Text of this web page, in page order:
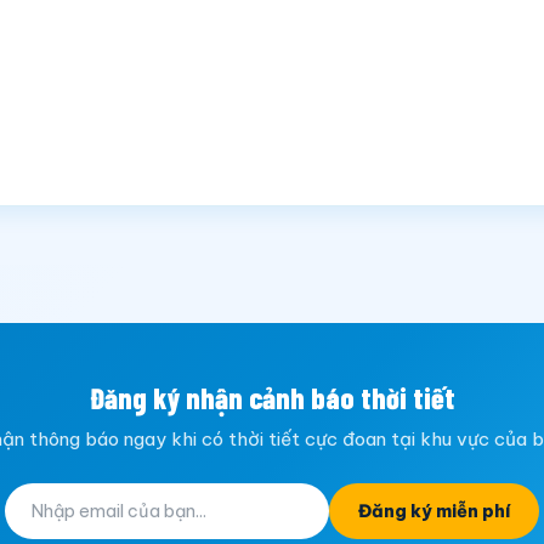
Đăng ký nhận cảnh báo thời tiết
thông báo ngay khi có thời tiết cực đoan tại khu vực của
Đăng ký miễn phí